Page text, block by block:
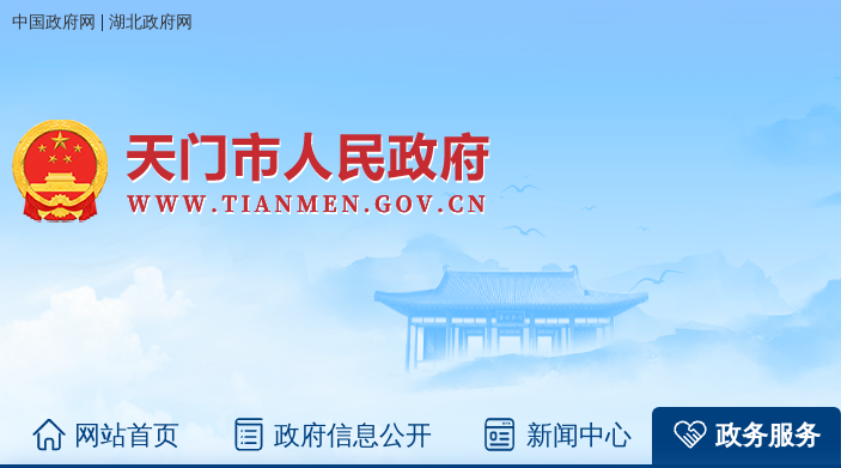
中国政府网 | 湖北政府网
网站首页 政府信息公开 新闻中心 政务服务